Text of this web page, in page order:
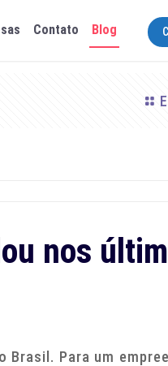
Contato Blog
nos
Para um